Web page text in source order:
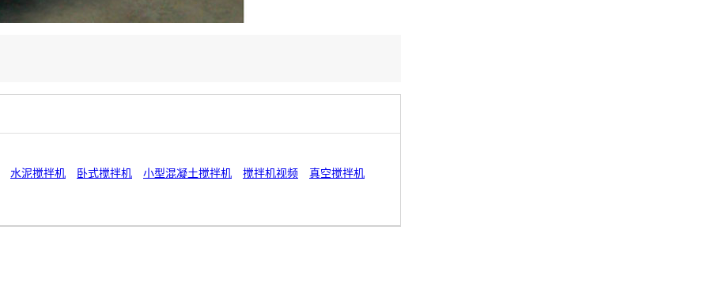
水泥搅拌机 卧式搅拌机 小型混凝土搅拌机 搅拌机视频
真空搅拌机